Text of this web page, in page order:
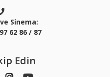
Sinema:
62 86 / 87
Edin